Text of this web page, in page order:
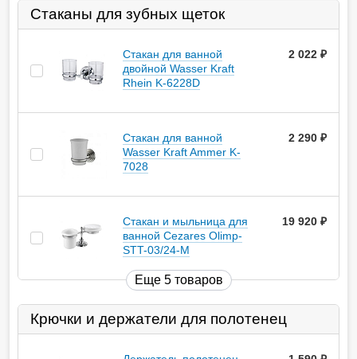
Стаканы для зубных щеток
Стакан для ванной
двойной Wasser Kraft
Rhein K-6228D
2 022
Стакан для ванной
Wasser Kraft Ammer K-
7028
2 290
Стакан и мыльница для
ванной Cezares Olimp-
STT-03/24-M
19 920
Еще 5 товаров
Крючки и держатели для полотенец